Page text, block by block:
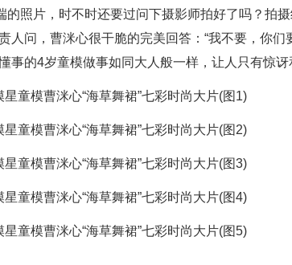
照片，时不时还要过问下摄影师拍好了吗？拍
人问，曹洣心很干脆的完美回答：“我不要，你们
事的4岁童模做事如同大人般一样，让人只有惊讶